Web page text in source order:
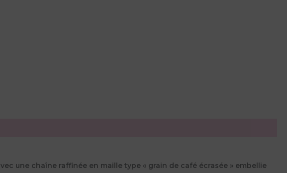
une chaîne raffinée en maille type « grain de café écrasée » embellie